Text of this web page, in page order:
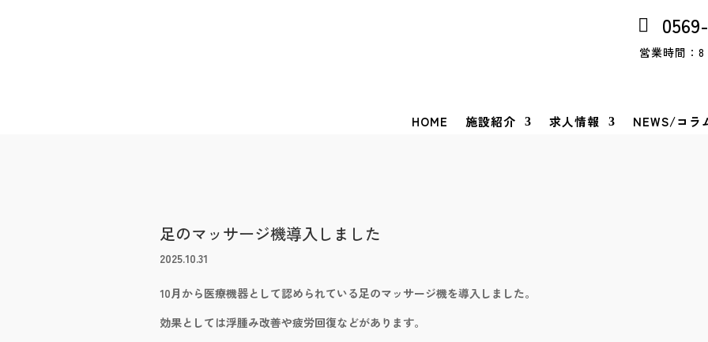
営業時間：8
HOME 施設紹介 求人情報 NEWS/コラ
足のマッサージ機導入しました
2025.10.31
10月から医療機器として認められている足のマッサージ機を導入しました。
効果としては浮腫み改善や疲労回復などがあります。